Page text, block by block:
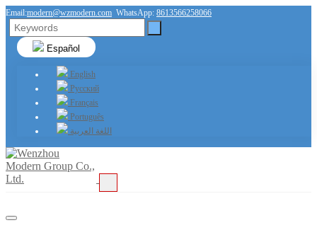
Email:modern@wzmodern.com WhatsApp: 8613566258066
Español
English
Русский
Français
Português
اللغة العربية